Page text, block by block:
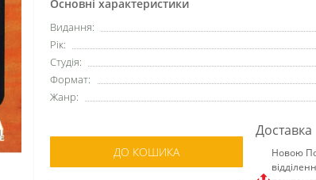
Основні характеристики
Видання:
Рік:
Студія:
Формат:
Жанр:
ДО КОШИКА
Доставка
Новою